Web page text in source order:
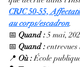
CRJC 50‑55,
au corps/escadron.
📅 Quand : 5 mai,
📅 Quand :
📍 Où : École